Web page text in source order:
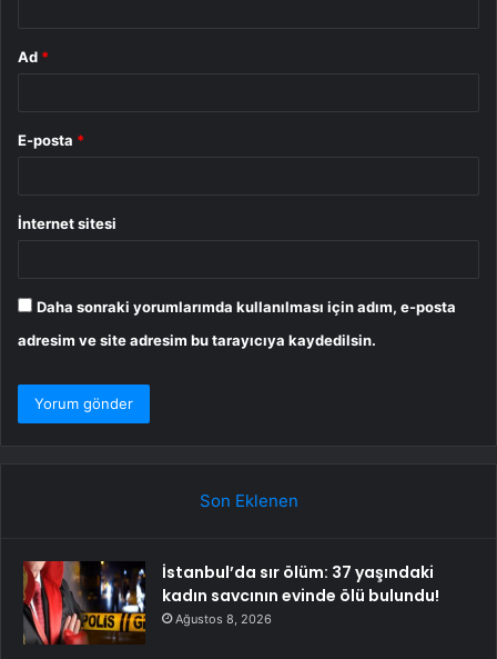
Ad *
E-posta *
İnternet sitesi
Daha sonraki yorumlarımda kullanılması için adım, e-posta
adresim ve site adresim bu tarayıcıya kaydedilsin.
Son Eklenen
İstanbul’da sır ölüm: 37 yaşındaki
kadın savcının evinde ölü bulundu!
Ağustos 8, 2026